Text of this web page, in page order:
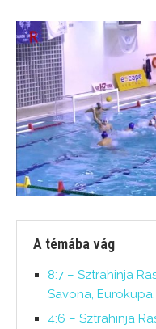
A témába vág
8:7 – Sztrahinja
Savona, Eurokupa,
4:6 – Sztrahinja